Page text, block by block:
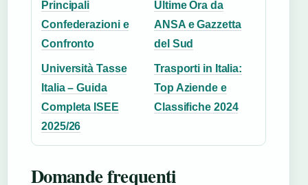
Principali
Confederazioni e
Confronto
Ultime Ora da
ANSA e Gazzetta
del Sud
Università Tasse
Italia – Guida
Completa ISEE
2025/26
Trasporti in Italia:
Top Aziende e
Classifiche 2024
Domande frequenti